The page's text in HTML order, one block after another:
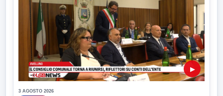
▶
3 AGOSTO 2026